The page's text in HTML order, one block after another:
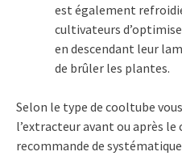
est également
cultivateurs
en descendant leur
de brûler les plantes.
Selon le type de cooltube
l’extracteur avant ou après
recommande de